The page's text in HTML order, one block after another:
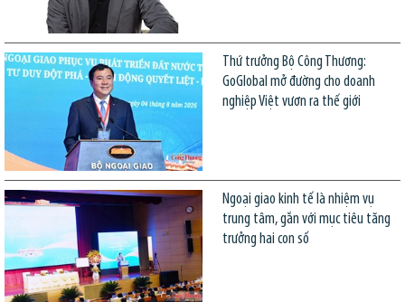
Thứ trưởng Bộ Công Thương:
GoGlobal mở đường cho doanh
nghiệp Việt vươn ra thế giới
Ngoại giao kinh tế là nhiệm vụ
trung tâm, gắn với mục tiêu tăng
trưởng hai con số